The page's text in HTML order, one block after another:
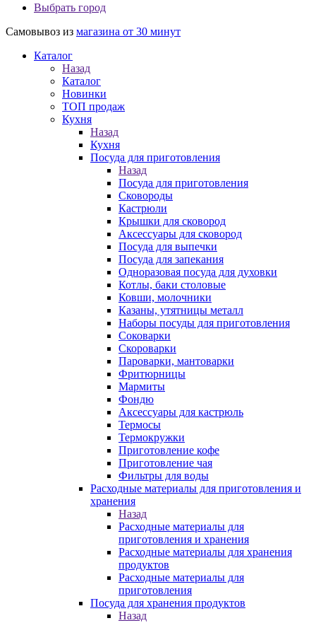
Выбрать город
Самовывоз из магазина от 30 минут
Каталог
Назад
Каталог
Новинки
ТОП продаж
Кухня
Назад
Кухня
Посуда для приготовления
Назад
Посуда для приготовления
Сковороды
Кастрюли
Крышки для сковород
Аксессуары для сковород
Посуда для выпечки
Посуда для запекания
Одноразовая посуда для духовки
Котлы, баки столовые
Ковши, молочники
Казаны, утятницы металл
Наборы посуды для приготовления
Соковарки
Скороварки
Пароварки, мантоварки
Фритюрницы
Мармиты
Фондю
Аксессуары для кастрюль
Термосы
Термокружки
Приготовление кофе
Приготовление чая
Фильтры для воды
Расходные материалы для приготовления и
хранения
Назад
Расходные материалы для
приготовления и хранения
Расходные материалы для хранения
продуктов
Расходные материалы для
приготовления
Посуда для хранения продуктов
Назад